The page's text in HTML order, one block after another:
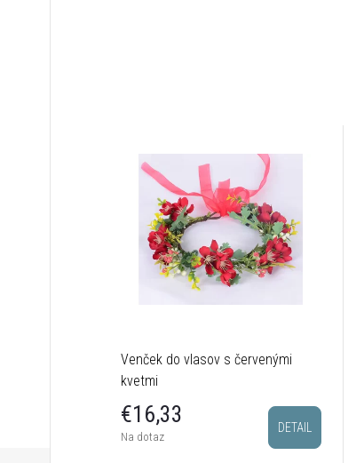
Venček do vlasov s červenými
kvetmi
€16,33
Na dotaz
DETAIL